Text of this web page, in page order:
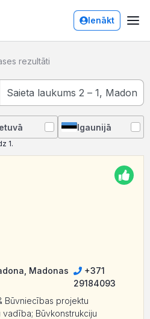
Ienākt
rezultāti
Igaunijā
1.
Madonas
+371
29184093
Būvniecības projektu
Būvkonstrukciju